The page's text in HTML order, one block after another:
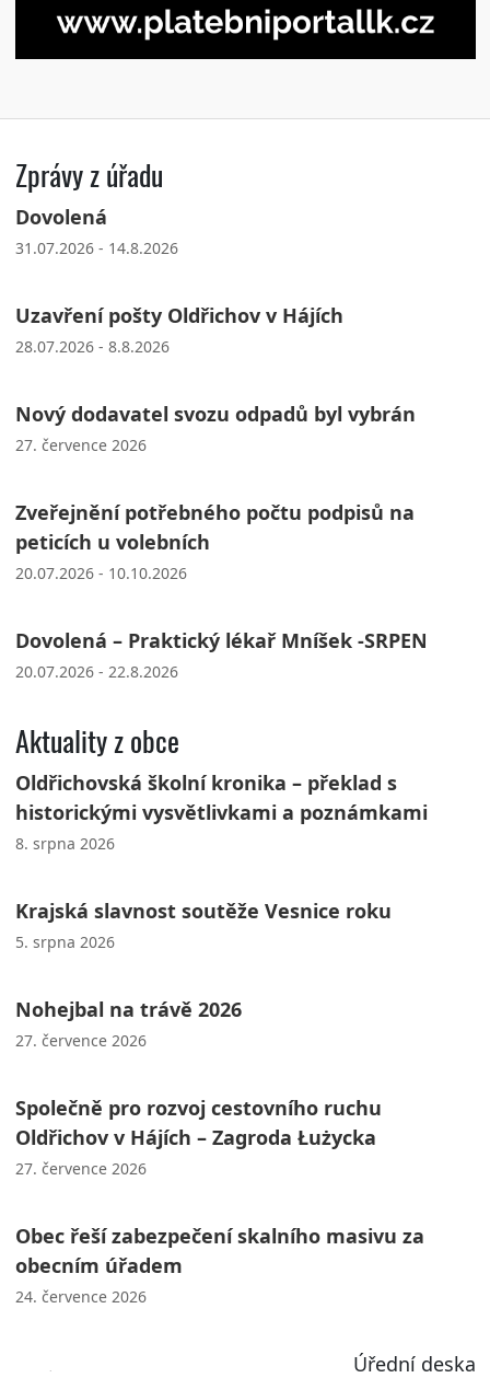
Zprávy z úřadu
Dovolená
31.07.2026 - 14.8.2026
Uzavření pošty Oldřichov v Hájích
28.07.2026 - 8.8.2026
Nový dodavatel svozu odpadů byl vybrán
27. července 2026
Zveřejnění potřebného počtu podpisů na
peticích u volebních
20.07.2026 - 10.10.2026
Dovolená – Praktický lékař Mníšek -SRPEN
20.07.2026 - 22.8.2026
Aktuality z obce
Oldřichovská školní kronika – překlad s
historickými vysvětlivkami a poznámkami
8. srpna 2026
Krajská slavnost soutěže Vesnice roku
5. srpna 2026
Nohejbal na trávě 2026
27. července 2026
Společně pro rozvoj cestovního ruchu
Oldřichov v Hájích – Zagroda Łużycka
27. července 2026
Obec řeší zabezpečení skalního masivu za
obecním úřadem
24. července 2026
Úřední deska